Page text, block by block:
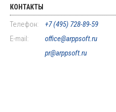
КОНТАКТЫ
Телефон:
+7 (495) 728-89-59
E-mail:
office@arppsoft.ru
pr@arppsoft.ru